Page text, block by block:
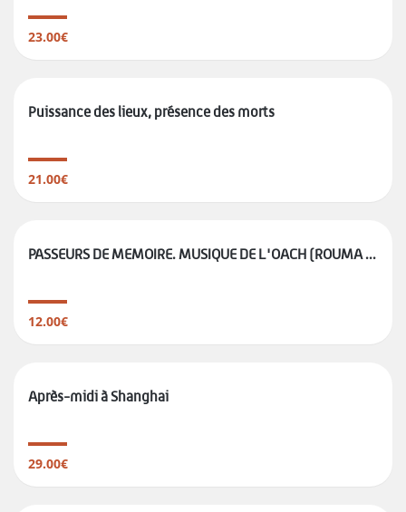
23.00€
Puissance des lieux, présence des morts
21.00€
PASSEURS DE MEMOIRE. MUSIQUE DE L'OACH (ROUMA ...
12.00€
Après-midi à Shanghai
29.00€